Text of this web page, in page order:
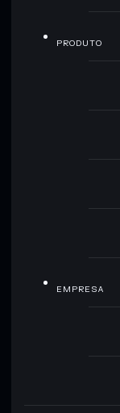
PRODUTO
EMPRESA